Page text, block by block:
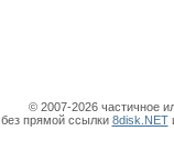
© 2007-2026 частичное
без прямой ссылки 8disk.NET